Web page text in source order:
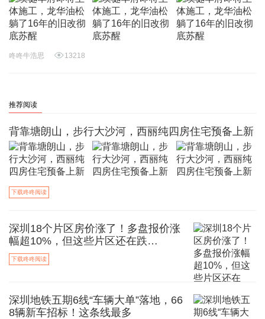
咚咚牛浩思 13218
推荐阅读
背靠塘朗山，步行大沙河，西丽纯四房住宅预备上新
下载咚咚阅读
深圳18个片区房价涨了！多盘报价涨
幅超10%，但这些片区还在跌…
下载咚咚阅读
深圳地铁五期6线“车辆大单”落地，66
8辆新车招标！这条线最多